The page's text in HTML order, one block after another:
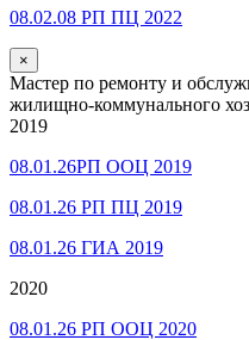
08.02.08 РП ПЦ 2022
×
Мастер по ремонту и
жилищно-коммунального
2019
08.01.26РП ООЦ 2019
08.01.26 РП ПЦ 2019
08.01.26 ГИА 2019
2020
08.01.26 РП ООЦ 2020